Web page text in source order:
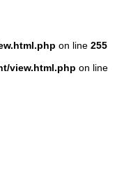
on line 255
view.html.php on line